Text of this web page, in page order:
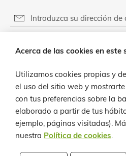
FINALIDAD:
LEGITIMACIÓN:
PROVEEDOR DE MENSAJERÍA ONLINE:
DESTINATARIOS:
DERECHOS:
POLÍTICA DE
SERVICIO AL CLIENTE
CONTACTO
Acerca de las cookies en este
Utilizamos cookies propias y
el uso del sitio web y
con tus preferencias sobre la
elaborado a partir de tus
ejemplo, páginas visitadas).
nuestra Política de cookies.